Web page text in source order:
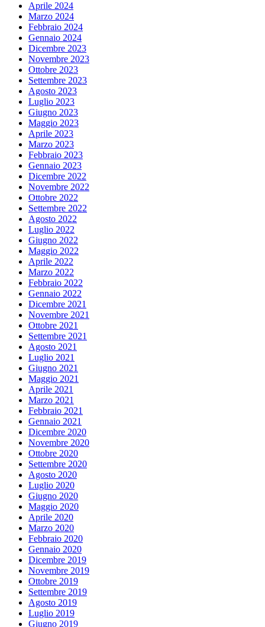
Aprile 2024
Marzo 2024
Febbraio 2024
Gennaio 2024
Dicembre 2023
Novembre 2023
Ottobre 2023
Settembre 2023
Agosto 2023
Luglio 2023
Giugno 2023
Maggio 2023
Aprile 2023
Marzo 2023
Febbraio 2023
Gennaio 2023
Dicembre 2022
Novembre 2022
Ottobre 2022
Settembre 2022
Agosto 2022
Luglio 2022
Giugno 2022
Maggio 2022
Aprile 2022
Marzo 2022
Febbraio 2022
Gennaio 2022
Dicembre 2021
Novembre 2021
Ottobre 2021
Settembre 2021
Agosto 2021
Luglio 2021
Giugno 2021
Maggio 2021
Aprile 2021
Marzo 2021
Febbraio 2021
Gennaio 2021
Dicembre 2020
Novembre 2020
Ottobre 2020
Settembre 2020
Agosto 2020
Luglio 2020
Giugno 2020
Maggio 2020
Aprile 2020
Marzo 2020
Febbraio 2020
Gennaio 2020
Dicembre 2019
Novembre 2019
Ottobre 2019
Settembre 2019
Agosto 2019
Luglio 2019
Giugno 2019